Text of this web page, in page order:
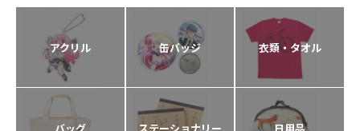
アクリル 缶バッジ 衣類・タオル
バッグ ステーショナリー 日用品